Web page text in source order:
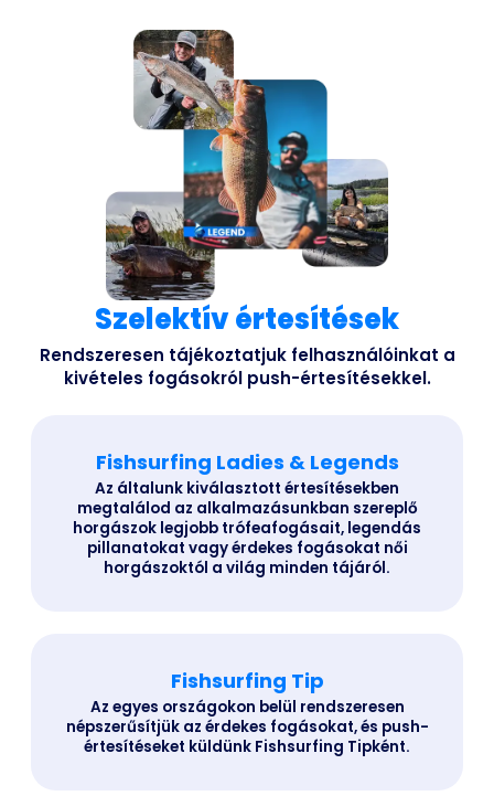
Szelektív értesítések
Rendszeresen tájékoztatjuk felhasználóinkat a
kivételes fogásokról push-értesítésekkel.
Fishsurfing Ladies & Legends
Az általunk kiválasztott értesítésekben
megtalálod az alkalmazásunkban szereplő
horgászok legjobb trófeafogásait, legendás
pillanatokat vagy érdekes fogásokat női
horgászoktól a világ minden tájáról.
Fishsurfing Tip
Az egyes országokon belül rendszeresen
népszerűsítjük az érdekes fogásokat, és push-
értesítéseket küldünk Fishsurfing Tipként.